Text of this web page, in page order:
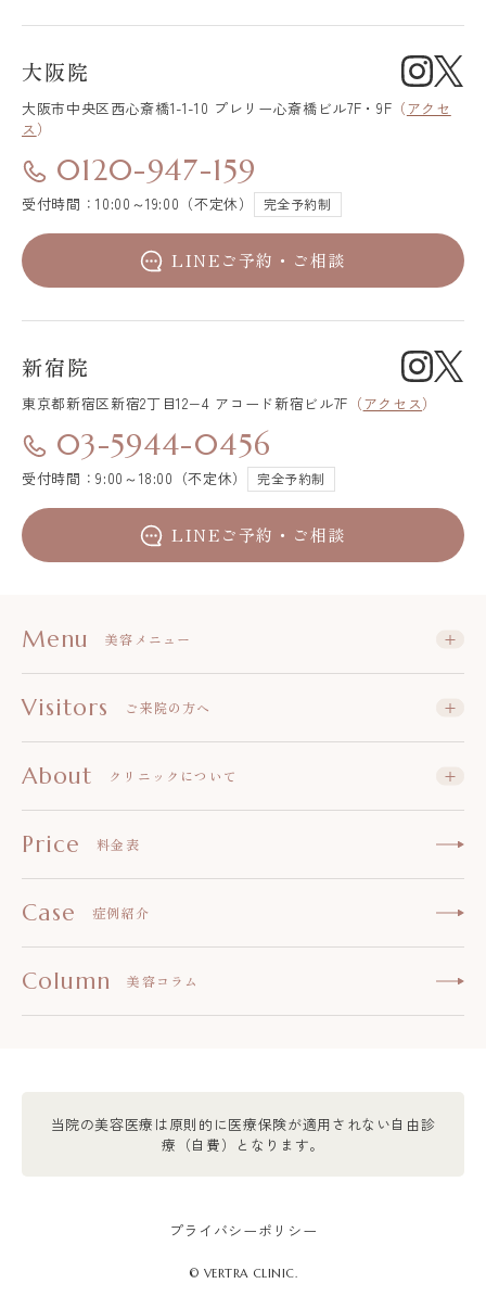
大阪院
大阪市中央区西心斎橋1-1-10 プレリー心斎橋ビル7F・9F （アクセ
ス ）
0120-947-159
受付時間：10:00～19:00（不定休） 完全予約制
LINEご予約・ご相談
新宿院
東京都新宿区新宿2丁目12−4 アコード新宿ビル7F （アクセス）
03-5944-0456
受付時間：9:00～18:00（不定休） 完全予約制
LINEご予約・ご相談
Menu 美容メニュー
Visitors ご来院の方へ
About クリニックについて
Price 料金表
Case 症例紹介
Column 美容コラム
当院の美容医療は原則的に医療保険が適用されない自由診
療（自費）となります。
プライバシーポリシー
© VERTRA CLINIC.